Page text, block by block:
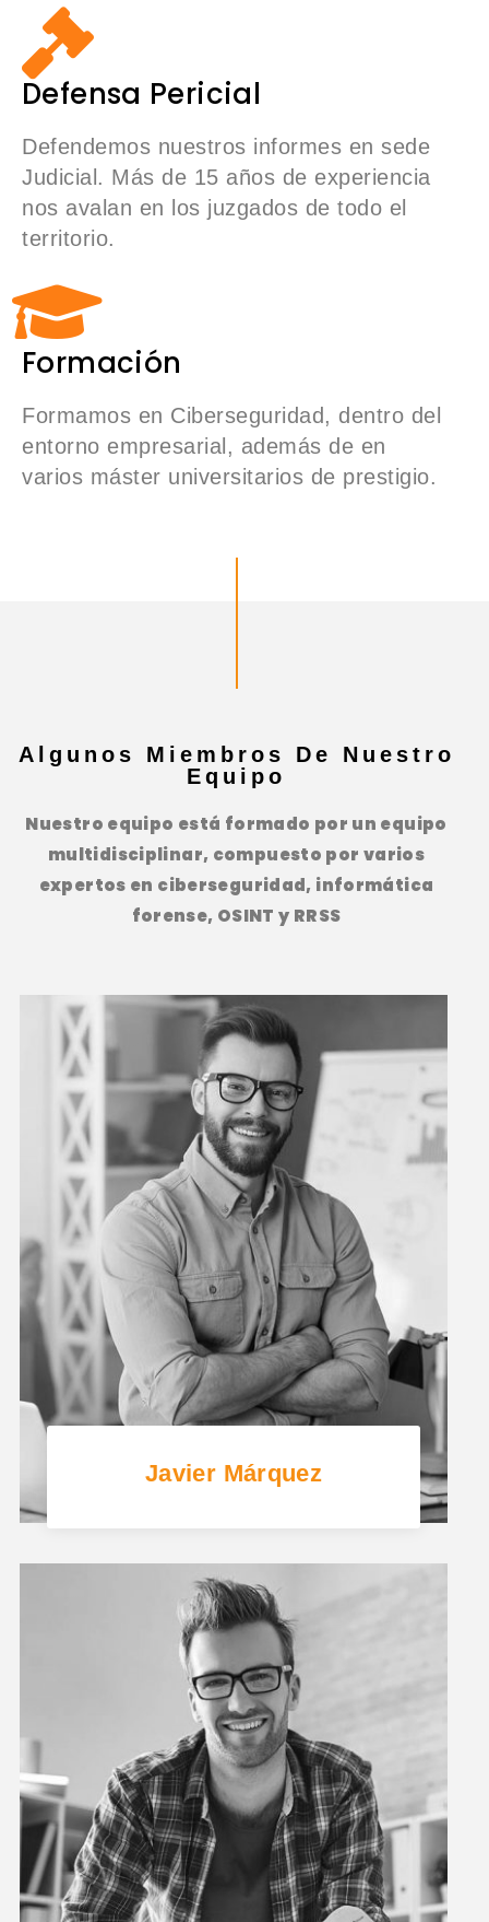
Defensa Pericial
Defendemos nuestros informes en sede
Judicial. Más de 15 años de experiencia
nos avalan en los juzgados de todo el
territorio.
Formación
Formamos en Ciberseguridad, dentro del
entorno empresarial, además de en
varios máster universitarios de prestigio.
Algunos Miembros De Nuestro
Equipo
Nuestro equipo está formado por un equipo
multidisciplinar, compuesto por varios
expertos en ciberseguridad, informática
forense, OSINT y RRSS
Javier Márquez